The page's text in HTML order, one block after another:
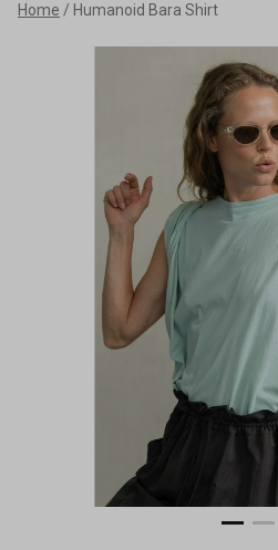
Home Humanoid Bara Shirt